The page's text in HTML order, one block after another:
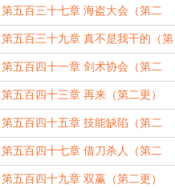
第五百三十七章 海盗大会（第二
更）
第五百三十九章 真不是我干的（第
二更）
第五百四十一章 剑术协会（第二
更）
第五百四十三章 再来（第二更）
第五百四十五章 技能缺陷（第二
更）
第五百四十七章 借刀杀人（第二
更）
第五百四十九章 双赢（第二更）